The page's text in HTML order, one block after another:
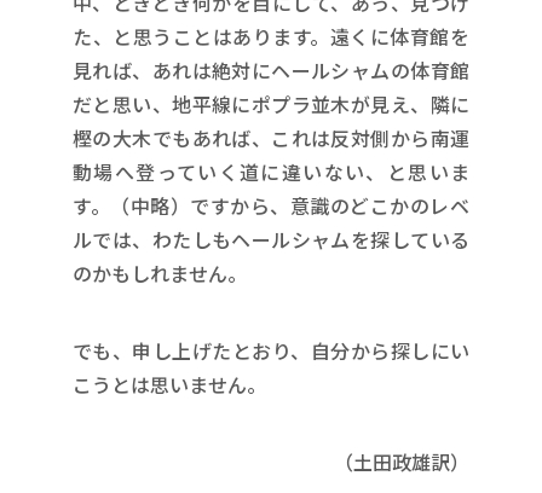
た、と思うことはあります。遠くに体育館を
見れば、あれは絶対にヘールシャムの体育館
だと思い、地平線にポプラ並木が見え、隣に
樫の大木でもあれば、これは反対側から南運
動場へ登っていく道に違いない、と思いま
す。（中略）ですから、意識のどこかのレベ
ルでは、わたしもヘールシャムを探している
のかもしれません。
でも、申し上げたとおり、自分から探しにい
こうとは思いません。
（土田政雄訳）